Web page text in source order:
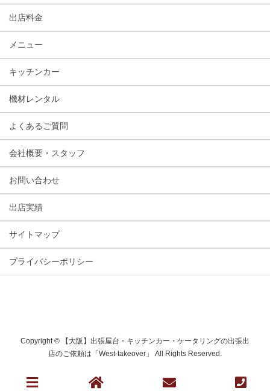
出店料金
メニュー
キッチンカー
機材レンタル
よくあるご質問
会社概要・スタッフ
お問い合わせ
出店実績
サイトマップ
プライバシーポリシー
Copyright © 【大阪】出張屋台・キッチンカー・ケータリングの出張出
店のご依頼は「West-takeover」 All Rights Reserved.